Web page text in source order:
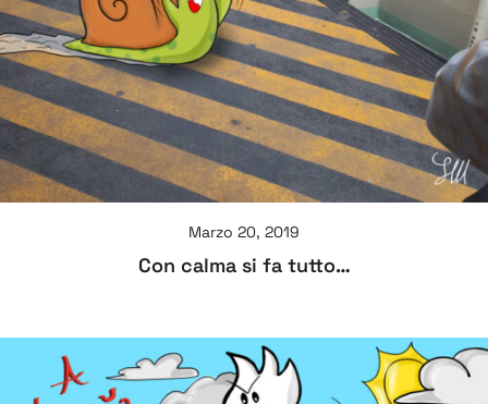
Marzo 20, 2019
Con calma si fa tutto…